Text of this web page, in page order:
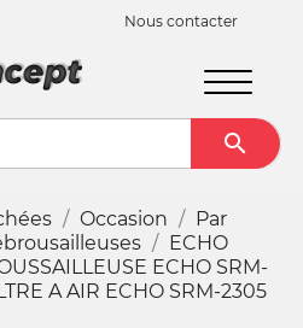
Nous contacter

Occasion
Par
ECHO
ECHO SRM-
A AIR ECHO SRM-2305